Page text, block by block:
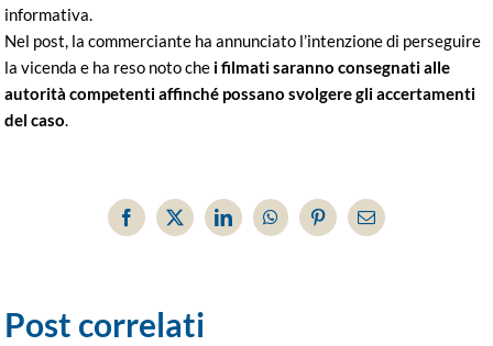
informativa.
Nel post, la commerciante ha annunciato l’intenzione di perseguire
la vicenda e ha reso noto che i filmati saranno consegnati alle
autorità competenti affinché possano svolgere gli accertamenti
del caso.
Facebook
X LinkedInWhatsAppPinterestEmail
Post correlati